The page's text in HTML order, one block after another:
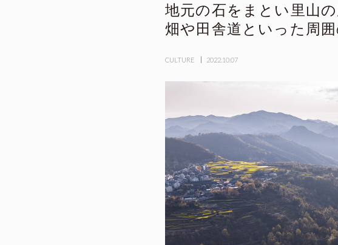
地元の石をまとい里山
畑や田舎道といった周
CULTURE 2022.10.07